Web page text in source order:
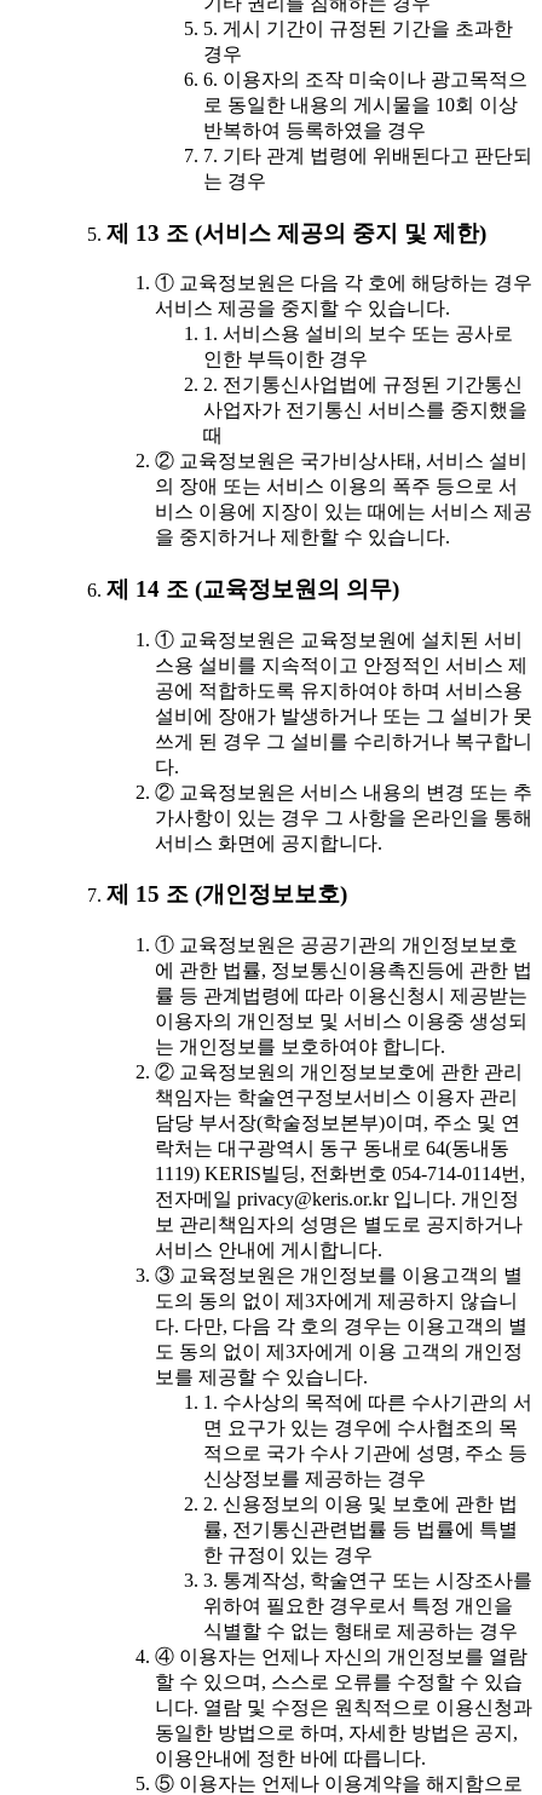
5. 게시 기간이 규정된 기간을 초과한
경우
6. 이용자의 조작 미숙이나 광고목적으
로 동일한 내용의 게시물을 10회 이상
반복하여 등록하였을 경우
7. 기타 관계 법령에 위배된다고 판단되
는 경우
제 13 조 (서비스 제공의 중지 및 제한)
① 교육정보원은 다음 각 호에 해당하는 경우
서비스 제공을 중지할 수 있습니다.
1. 서비스용 설비의 보수 또는 공사로
인한 부득이한 경우
2. 전기통신사업법에 규정된 기간통신
사업자가 전기통신 서비스를 중지했을
때
② 교육정보원은 국가비상사태, 서비스 설비
의 장애 또는 서비스 이용의 폭주 등으로 서
비스 이용에 지장이 있는 때에는 서비스 제공
을 중지하거나 제한할 수 있습니다.
제 14 조 (교육정보원의 의무)
① 교육정보원은 교육정보원에 설치된 서비
스용 설비를 지속적이고 안정적인 서비스 제
공에 적합하도록 유지하여야 하며 서비스용
설비에 장애가 발생하거나 또는 그 설비가 못
쓰게 된 경우 그 설비를 수리하거나 복구합니
다.
② 교육정보원은 서비스 내용의 변경 또는 추
가사항이 있는 경우 그 사항을 온라인을 통해
서비스 화면에 공지합니다.
제 15 조 (개인정보보호)
① 교육정보원은 공공기관의 개인정보보호
에 관한 법률, 정보통신이용촉진등에 관한 법
률 등 관계법령에 따라 이용신청시 제공받는
이용자의 개인정보 및 서비스 이용중 생성되
는 개인정보를 보호하여야 합니다.
② 교육정보원의 개인정보보호에 관한 관리
책임자는 학술연구정보서비스 이용자 관리
담당 부서장(학술정보본부)이며, 주소 및 연
락처는 대구광역시 동구 동내로 64(동내동
1119) KERIS빌딩, 전화번호 054-714-0114번,
전자메일 privacy@keris.or.kr 입니다. 개인정
보 관리책임자의 성명은 별도로 공지하거나
서비스 안내에 게시합니다.
③ 교육정보원은 개인정보를 이용고객의 별
도의 동의 없이 제3자에게 제공하지 않습니
다. 다만, 다음 각 호의 경우는 이용고객의 별
도 동의 없이 제3자에게 이용 고객의 개인정
보를 제공할 수 있습니다.
1. 수사상의 목적에 따른 수사기관의 서
면 요구가 있는 경우에 수사협조의 목
적으로 국가 수사 기관에 성명, 주소 등
신상정보를 제공하는 경우
2. 신용정보의 이용 및 보호에 관한 법
률, 전기통신관련법률 등 법률에 특별
한 규정이 있는 경우
3. 통계작성, 학술연구 또는 시장조사를
위하여 필요한 경우로서 특정 개인을
식별할 수 없는 형태로 제공하는 경우
④ 이용자는 언제나 자신의 개인정보를 열람
할 수 있으며, 스스로 오류를 수정할 수 있습
니다. 열람 및 수정은 원칙적으로 이용신청과
동일한 방법으로 하며, 자세한 방법은 공지,
이용안내에 정한 바에 따릅니다.
⑤ 이용자는 언제나 이용계약을 해지함으로